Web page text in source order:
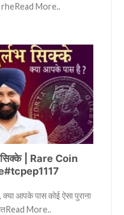
More..
सिक्के | Rare Coin
आपके पास कोई ऐसा पुराना
More..